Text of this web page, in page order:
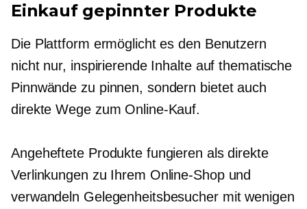
Einkauf gepinnter Produkte
Die Plattform ermöglicht es den Benutzern
nicht nur, inspirierende Inhalte auf thematische
Pinnwände zu pinnen, sondern bietet auch
direkte Wege zum Online-Kauf.
Angeheftete Produkte fungieren als direkte
Verlinkungen zu Ihrem Online-Shop und
verwandeln Gelegenheitsbesucher mit wenigen